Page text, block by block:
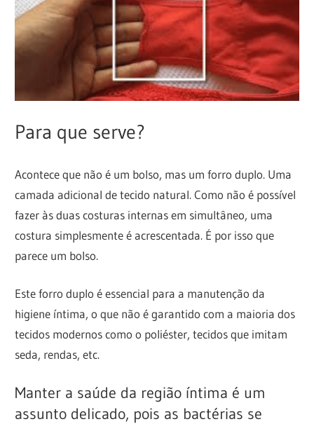
Para que serve?
Acontece que não é um bolso, mas um forro duplo. Uma
camada adicional de tecido natural. Como não é possível
fazer às duas costuras internas em simultâneo, uma
costura simplesmente é acrescentada. É por isso que
parece um bolso.
Este forro duplo é essencial para a manutenção da
higiene íntima, o que não é garantido com a maioria dos
tecidos modernos como o poliéster, tecidos que imitam
seda, rendas, etc.
Manter a saúde da região íntima é um
assunto delicado, pois as bactérias se